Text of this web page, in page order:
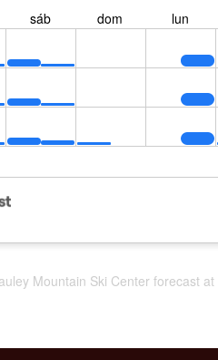
Mountain Ski Center forecast at